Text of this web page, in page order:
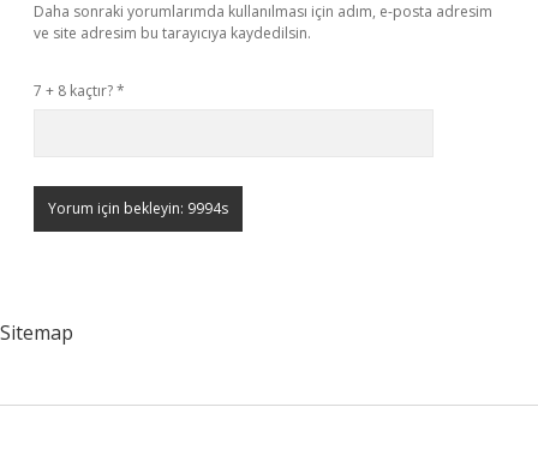
Daha sonraki yorumlarımda kullanılması için adım, e-posta adresim
ve site adresim bu tarayıcıya kaydedilsin.
7 + 8 kaçtır?*
Sitemap